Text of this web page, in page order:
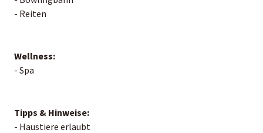
- Reiten
Wellness:
- Spa
Tipps & Hinweise:
- Haustiere erlaubt